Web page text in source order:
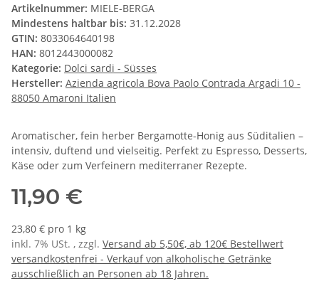
Artikelnummer: MIELE-BERGA
Mindestens haltbar bis: 31.12.2028
GTIN: 8033064640198
HAN: 8012443000082
Kategorie: Dolci sardi - Süsses
Hersteller: Azienda agricola Bova Paolo Contrada Argadi 10 -
88050 Amaroni Italien
Aromatischer, fein herber Bergamotte-Honig aus Süditalien –
intensiv, duftend und vielseitig. Perfekt zu Espresso, Desserts,
Käse oder zum Verfeinern mediterraner Rezepte.
11,90 €
23,80 € pro 1 kg
inkl. 7% USt. , zzgl. Versand ab 5,50€, ab 120€ Bestellwert
versandkostenfrei - Verkauf von alkoholische Getränke
ausschließlich an Personen ab 18 Jahren.